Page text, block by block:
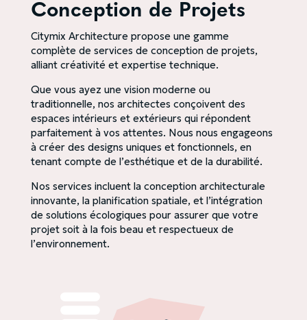
Conception de Projets
Citymix Architecture propose une gamme
complète de services de conception de projets,
alliant créativité et expertise technique.
Que vous ayez une vision moderne ou
traditionnelle, nos architectes conçoivent des
espaces intérieurs et extérieurs qui répondent
parfaitement à vos attentes. Nous nous engageons
à créer des designs uniques et fonctionnels, en
tenant compte de l’esthétique et de la durabilité.
Nos services incluent la conception architecturale
innovante, la planification spatiale, et l’intégration
de solutions écologiques pour assurer que votre
projet soit à la fois beau et respectueux de
l’environnement.